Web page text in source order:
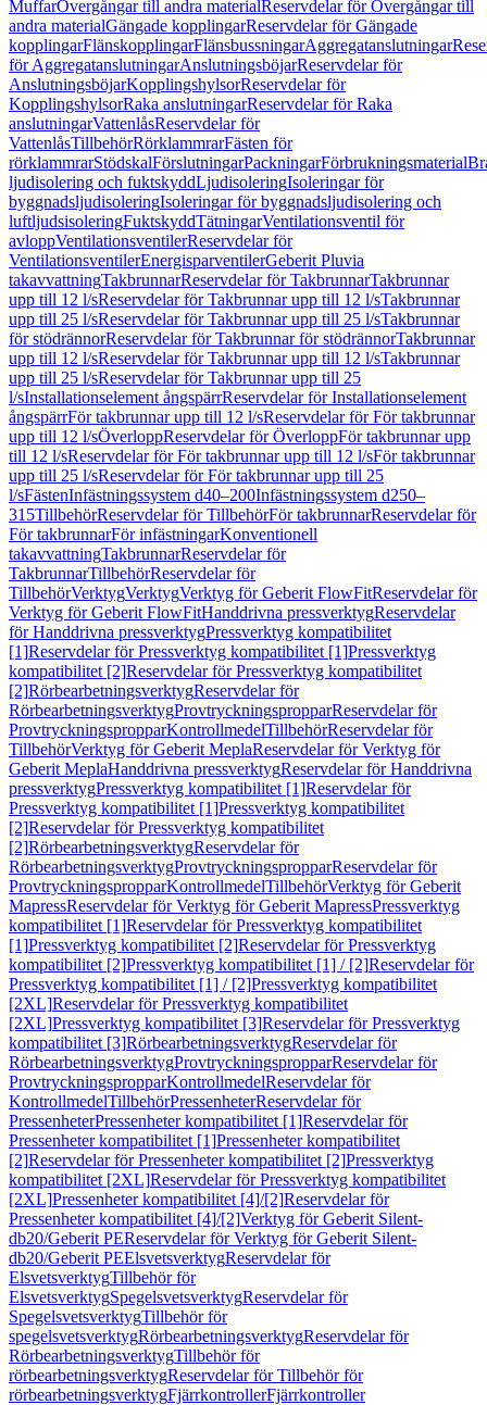
MuffarÖvergångar till andra materialReservdelar för Övergångar till
andra materialGängade kopplingarReservdelar för Gängade
kopplingarFlänskopplingarFlänsbussningarAggregatanslutningar
för AggregatanslutningarAnslutningsböjarReservdelar för
AnslutningsböjarKopplingshylsorReservdelar för
KopplingshylsorRaka anslutningarReservdelar för Raka
anslutningarVattenlåsReservdelar för
VattenlåsTillbehörRörklammrarFästen för
rörklammrarStödskalFörslutningarPackningarFörbrukningsmaterial
ljudisolering och fuktskyddLjudisoleringIsoleringar för
byggnadsljudisoleringIsoleringar för byggnadsljudisolering och
luftljudsisoleringFuktskyddTätningarVentilationsventil för
avloppVentilationsventilerReservdelar för
VentilationsventilerEnergisparventilerGeberit Pluvia
takavvattningTakbrunnarReservdelar för TakbrunnarTakbrunnar
upp till 12 l/sReservdelar för Takbrunnar upp till 12 l/sTakbrunnar
upp till 25 l/sReservdelar för Takbrunnar upp till 25 l/sTakbrunnar
för stödrännorReservdelar för Takbrunnar för stödrännorTakbrunnar
upp till 12 l/sReservdelar för Takbrunnar upp till 12 l/sTakbrunnar
upp till 25 l/sReservdelar för Takbrunnar upp till 25
l/sInstallationselement ångspärrReservdelar för Installationselement
ångspärrFör takbrunnar upp till 12 l/sReservdelar för För takbrunnar
upp till 12 l/sÖverloppReservdelar för ÖverloppFör takbrunnar upp
till 12 l/sReservdelar för För takbrunnar upp till 12 l/sFör takbrunnar
upp till 25 l/sReservdelar för För takbrunnar upp till 25
l/sFästenInfästningssystem d40–200Infästningssystem d250–
315TillbehörReservdelar för TillbehörFör takbrunnarReservdelar för
För takbrunnarFör infästningarKonventionell
takavvattningTakbrunnarReservdelar för
TakbrunnarTillbehörReservdelar för
TillbehörVerktygVerktygVerktyg för Geberit FlowFitReservdelar för
Verktyg för Geberit FlowFitHanddrivna pressverktygReservdelar
för Handdrivna pressverktygPressverktyg kompatibilitet
[1]Reservdelar för Pressverktyg kompatibilitet [1]Pressverktyg
kompatibilitet [2]Reservdelar för Pressverktyg kompatibilitet
[2]RörbearbetningsverktygReservdelar för
RörbearbetningsverktygProvtryckningspropparReservdelar för
ProvtryckningspropparKontrollmedelTillbehörReservdelar för
TillbehörVerktyg för Geberit MeplaReservdelar för Verktyg för
Geberit MeplaHanddrivna pressverktygReservdelar för Handdrivna
pressverktygPressverktyg kompatibilitet [1]Reservdelar för
Pressverktyg kompatibilitet [1]Pressverktyg kompatibilitet
[2]Reservdelar för Pressverktyg kompatibilitet
[2]RörbearbetningsverktygReservdelar för
RörbearbetningsverktygProvtryckningspropparReservdelar för
ProvtryckningspropparKontrollmedelTillbehörVerktyg för Geberit
MapressReservdelar för Verktyg för Geberit MapressPressverktyg
kompatibilitet [1]Reservdelar för Pressverktyg kompatibilitet
[1]Pressverktyg kompatibilitet [2]Reservdelar för Pressverktyg
kompatibilitet [2]Pressverktyg kompatibilitet [1] / [2]Reservdelar för
Pressverktyg kompatibilitet [1] / [2]Pressverktyg kompatibilitet
[2XL]Reservdelar för Pressverktyg kompatibilitet
[2XL]Pressverktyg kompatibilitet [3]Reservdelar för Pressverktyg
kompatibilitet [3]RörbearbetningsverktygReservdelar för
RörbearbetningsverktygProvtryckningspropparReservdelar för
ProvtryckningspropparKontrollmedelReservdelar för
KontrollmedelTillbehörPressenheterReservdelar för
PressenheterPressenheter kompatibilitet [1]Reservdelar för
Pressenheter kompatibilitet [1]Pressenheter kompatibilitet
[2]Reservdelar för Pressenheter kompatibilitet [2]Pressverktyg
kompatibilitet [2XL]Reservdelar för Pressverktyg kompatibilitet
[2XL]Pressenheter kompatibilitet [4]/[2]Reservdelar för
Pressenheter kompatibilitet [4]/[2]Verktyg för Geberit Silent-
db20/Geberit PEReservdelar för Verktyg för Geberit Silent-
db20/Geberit PEElsvetsverktygReservdelar för
ElsvetsverktygTillbehör för
ElsvetsverktygSpegelsvetsverktygReservdelar för
SpegelsvetsverktygTillbehör för
spegelsvetsverktygRörbearbetningsverktygReservdelar för
RörbearbetningsverktygTillbehör för
rörbearbetningsverktygReservdelar för Tillbehör för
rörbearbetningsverktygFjärrkontrollerFjärrkontroller